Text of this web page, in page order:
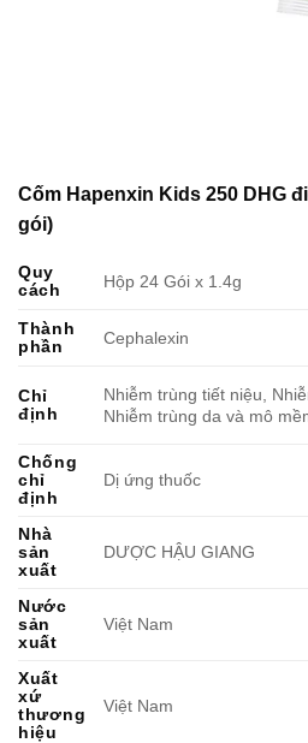
Cốm Hapenxin Kids 250 DHG
gói)
Quy
cách
Hộp 24 Gói x 1.4g
Thành
phần
Cephalexin
Chỉ
định
Nhiễm trùng tiết niệu,
Nhiễm trùng da và mô
Chống
chỉ
định
Dị ứng thuốc
Nhà
sản
xuất
DƯỢC HẬU GIANG
Nước
sản
xuất
Việt Nam
Xuất
xứ
thương
hiệu
Việt Nam